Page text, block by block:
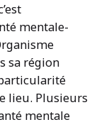
mentale-
sa région
particularité
lieu. Plusieurs
mentale